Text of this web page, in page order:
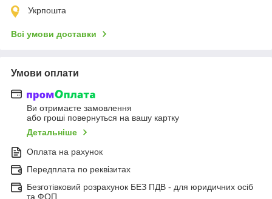
Укрпошта
Всі умови доставки
Умови оплати
Ви отримаєте замовлення
або гроші повернуться на вашу картку
Детальніше
Оплата на рахунок
Передплата по реквізитах
Безготівковий розрахунок БЕЗ ПДВ - для юридичних осіб
та ФОП